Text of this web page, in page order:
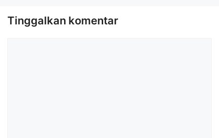
Tinggalkan komentar